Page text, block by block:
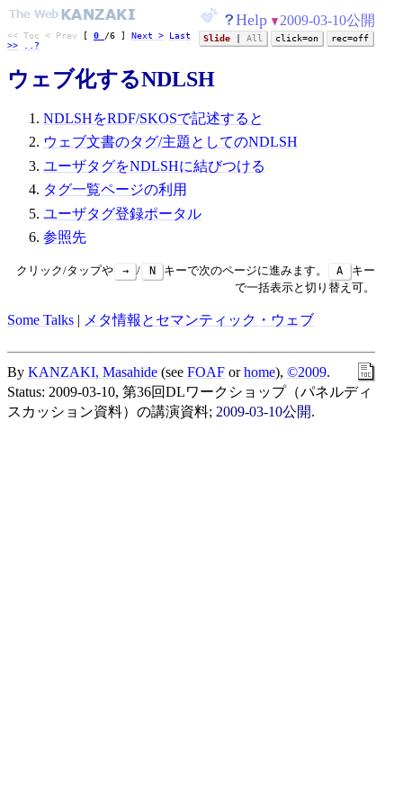
Help 2009-03-10公開
rec=off
click=on
Slide| All
<< Toc < Prev [ 0 /6 ] Next >
Last
>>
..?
ウェブ化するNDLSH
NDLSHをRDF/SKOSで記述すると
ウェブ文書のタグ/主題としてのNDLSH
ユーザタグをNDLSHに結びつける
タグ一覧ページの利用
ユーザタグ登録ポータル
参照先
クリック/タップや → / N キーで次のページに進みます。 A
キー
で一括表示と切り替え可。
Some Talks | メタ情報とセマンティック・ウェブ
By KANZAKI, Masahide (see FOAF orhome), ©2009.
Status: 2009-03-10, 第36回DLワークショップ（パネルディ
スカッション資料） の講演資料; 2009-03-10公開.